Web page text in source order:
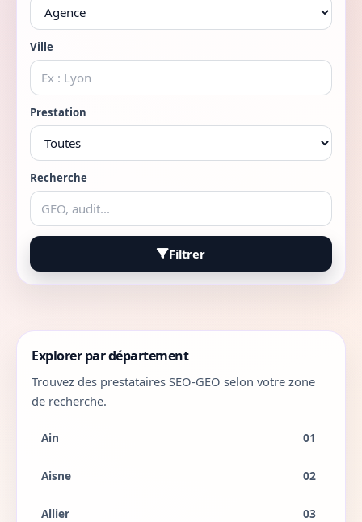
Ville
Prestation
Recherche
Filtrer
Explorer par département
Trouvez des prestataires SEO-GEO selon votre zone
de recherche.
Ain 01
Aisne 02
Allier 03